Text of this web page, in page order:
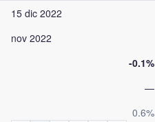
15 dic 2022
nov 2022
-0.1%
—
0.6%